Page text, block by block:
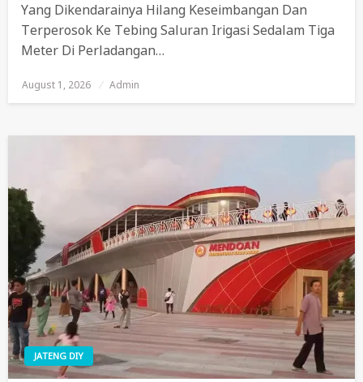
Yang Dikendarainya Hilang Keseimbangan Dan
Terperosok Ke Tebing Saluran Irigasi Sedalam Tiga
Meter Di Perladangan…
Posted
On
August 1, 2026 Admin
JATENG DIY